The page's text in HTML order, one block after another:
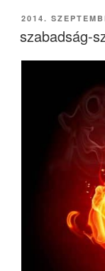
BEKÜLDVE:
2014.
szabadság-